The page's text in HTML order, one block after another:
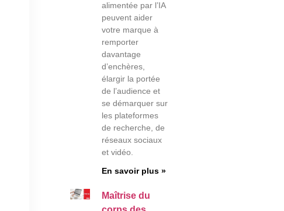
alimentée par l’IA
peuvent aider
votre marque à
remporter
davantage
d’enchères,
élargir la portée
de l’audience et
se démarquer sur
les plateformes
de recherche, de
réseaux sociaux
et vidéo.
En savoir plus »
Maîtrise du